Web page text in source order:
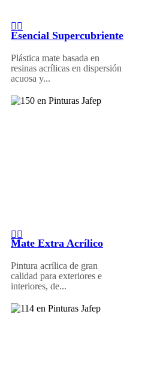
Esencial Supercubriente
Plástica mate basada en
resinas acrílicas en dispersión
acuosa y...
Mate Extra Acrílico
Pintura acrílica de gran
calidad para exteriores e
interiores, de...